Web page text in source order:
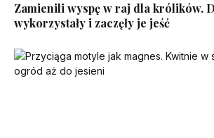
Zamienili wyspę w raj dla królików.
wykorzystały i zaczęły je jeść